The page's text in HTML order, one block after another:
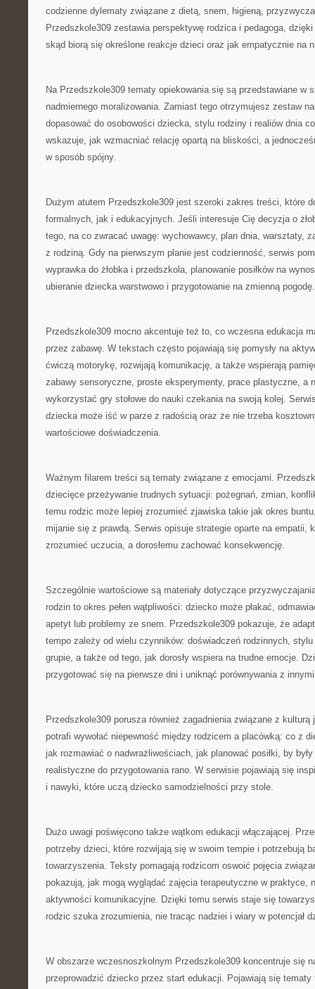
codzienne dylematy związane z dietą, snem, higieną,
Przedszkole309 zestawia perspektywę rodzica i pedagoga,
skąd biorą się określone reakcje dzieci oraz jak empatycznie na
Na Przedszkole309 tematy opiekowania się są przedstawiane w
nadmiernego moralizowania. Zamiast tego otrzymujesz zestaw
dopasować do osobowości dziecka, stylu rodziny i realiów dnia
wskazuje, jak wzmacniać relację opartą na bliskości, a
w sposób spójny.
Dużym atutem Przedszkole309 jest szeroki zakres treści, które
formalnych, jak i edukacyjnych. Jeśli interesuje Cię decyzja o
tego, na co zwracać uwagę: wychowawcy, plan dnia, warsztaty,
z rodziną. Gdy na pierwszym planie jest codzienność, serwis
wyprawka do żłobka i przedszkola, planowanie posiłków na
ubieranie dziecka warstwowo i przygotowanie na zmienną pogodę.
Przedszkole309 mocno akcentuje też to, co wczesna edukacja
przez zabawę. W tekstach często pojawiają się pomysły na
ćwiczą motorykę, rozwijają komunikację, a także wspierają
zabawy sensoryczne, proste eksperymenty, prace plastyczne, a
wykorzystać gry stołowe do nauki czekania na swoją kolej.
dziecka może iść w parze z radością oraz że nie trzeba
wartościowe doświadczenia.
Ważnym filarem treści są tematy związane z emocjami.
dziecięce przeżywanie trudnych sytuacji: pożegnań, zmian,
temu rodzic może lepiej zrozumieć zjawiska takie jak okres
mijanie się z prawdą. Serwis opisuje strategie oparte na empatii,
zrozumieć uczucia, a dorosłemu zachować konsekwencję.
Szczególnie wartościowe są materiały dotyczące
rodzin to okres pełen wątpliwości: dziecko może płakać,
apetyt lub problemy ze snem. Przedszkole309 pokazuje, że
tempo zależy od wielu czynników: doświadczeń rodzinnych,
grupie, a także od tego, jak dorosły wspiera na trudne emocje.
przygotować się na pierwsze dni i uniknąć porównywania z
Przedszkole309 porusza również zagadnienia związane z
potrafi wywołać niepewność między rodzicem a placówką: co z
jak rozmawiać o nadwrażliwościach, jak planować posiłki, by
realistyczne do przygotowania rano. W serwisie pojawiają się
i nawyki, które uczą dziecko samodzielności przy stole.
Dużo uwagi poświęcono także wątkom edukacji włączającej.
potrzeby dzieci, które rozwijają się w swoim tempie i potrzebują
towarzyszenia. Teksty pomagają rodzicom oswoić pojęcia
pokazują, jak mogą wyglądać zajęcia terapeutyczne w praktyce,
aktywności komunikacyjne. Dzięki temu serwis staje się
rodzic szuka zrozumienia, nie tracąc nadziei i wiary w potencjał
W obszarze wczesnoszkolnym Przedszkole309 koncentruje się
przeprowadzić dziecko przez start edukacji. Pojawiają się